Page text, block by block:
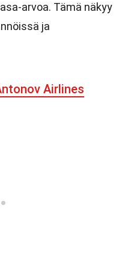
arvoa. Tämä näkyy
ja
Airlines